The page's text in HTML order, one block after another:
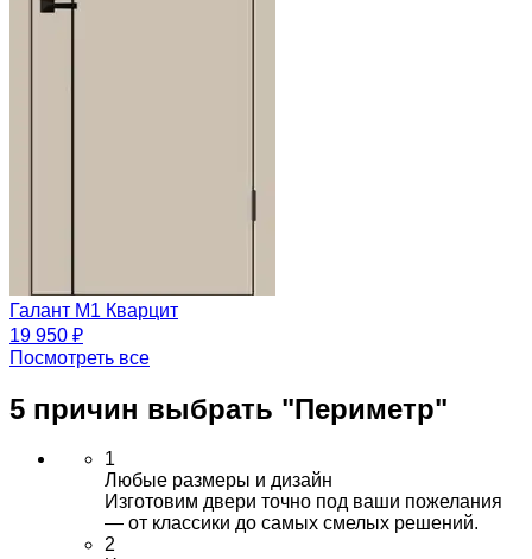
Галант М1 Кварцит
19 950 ₽
Посмотреть все
5 причин выбрать "Периметр"
1
Любые размеры и дизайн
Изготовим двери точно под ваши пожелания
— от классики до самых смелых решений.
2